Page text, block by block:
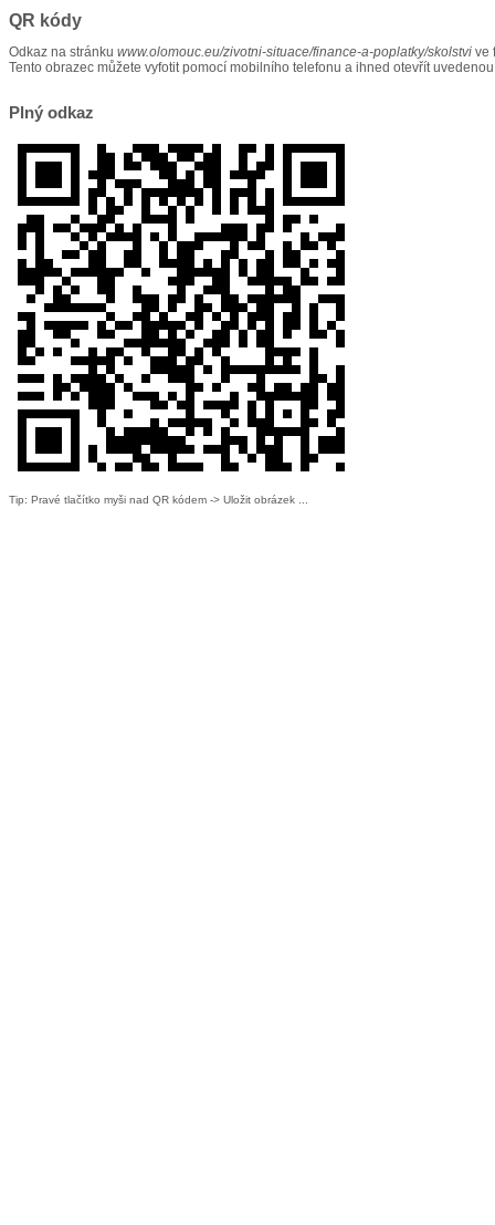
QR kódy
Odkaz na stránku www.olomouc.eu/zivotni-situace/finance-a-poplatky/skolstvi ve
Tento obrazec můžete vyfotit pomocí mobilního telefonu a ihned otevřít
Plný odkaz
Tip: Pravé tlačítko myši nad QR kódem -> Uložit obrázek ...